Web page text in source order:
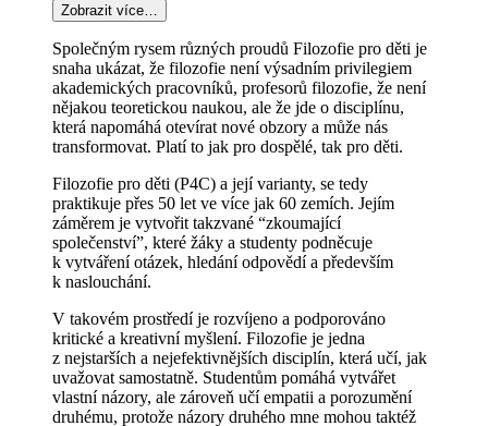
Zobrazit více…
Společným rysem různých proudů Filozofie pro děti je
snaha ukázat, že filozofie není výsadním privilegiem
akademických pracovníků, profesorů filozofie, že není
nějakou teoretickou naukou, ale že jde o disciplínu,
která napomáhá otevírat nové obzory a může nás
transformovat. Platí to jak pro dospělé, tak pro děti.
Filozofie pro děti (P4C) a její varianty, se tedy
praktikuje přes 50 let ve více jak 60 zemích. Jejím
záměrem je vytvořit takzvané “zkoumající
společenství”, které žáky a studenty podněcuje
k vytváření otázek, hledání odpovědí a především
k naslouchání.
V takovém prostředí je rozvíjeno a podporováno
kritické a kreativní myšlení. Filozofie je jedna
z nejstarších a nejefektivnějších disciplín, která učí, jak
uvažovat samostatně. Studentům pomáhá vytvářet
vlastní názory, ale zároveň učí empatii a porozumění
druhému, protože názory druhého mne mohou taktéž